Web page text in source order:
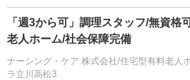
「週3から可」調理スタッフ/無資格
老人ホーム/社会保障完備
ナーシング・ケア 株式会社/住宅型有料老人
ラ立川高松3